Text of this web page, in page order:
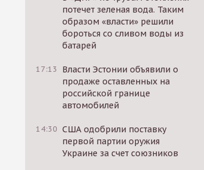
потечет зеленая вода. Таким
образом «власти» решили
бороться со сливом воды из
батарей
17:13
Власти Эстонии объявили о
продаже оставленных на
российской границе
автомобилей
14:30 США одобрили поставку
первой партии оружия
Украине за счет союзников